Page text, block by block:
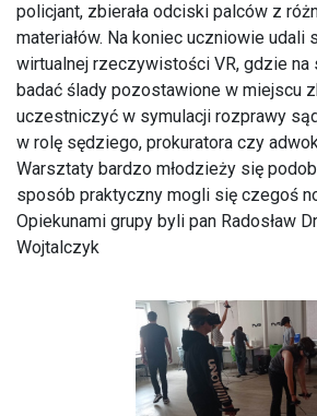
policjant, zbierała odciski palców z
materiałów. Na koniec uczniowie udali
wirtualnej rzeczywistości VR, gdzie na
badać ślady pozostawione w miejscu
uczestniczyć w symulacji rozprawy
w rolę sędziego, prokuratora czy
Warsztaty bardzo młodzieży się
sposób praktyczny mogli się czegoś
Opiekunami grupy byli pan Radosław
Wojtalczyk